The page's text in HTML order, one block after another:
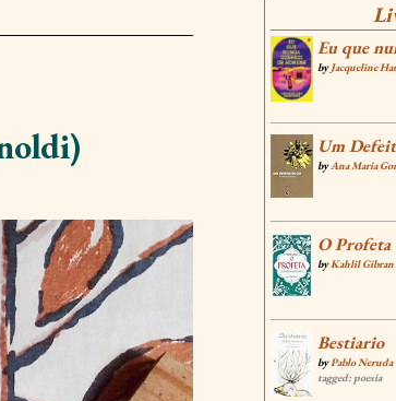
Eu que
byJacqueline
Um
byAna Maria
O Profeta
byKahlil Gibran
Bestiario
byPablo Neruda
tagged: poesia